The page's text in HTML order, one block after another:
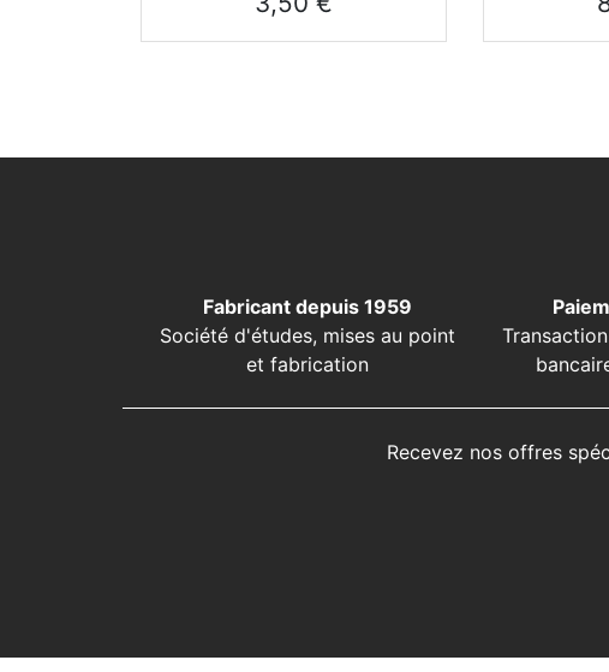
Fabricant depuis 1959
Société d'études, mises au point
et fabrication
Recevez nos offres